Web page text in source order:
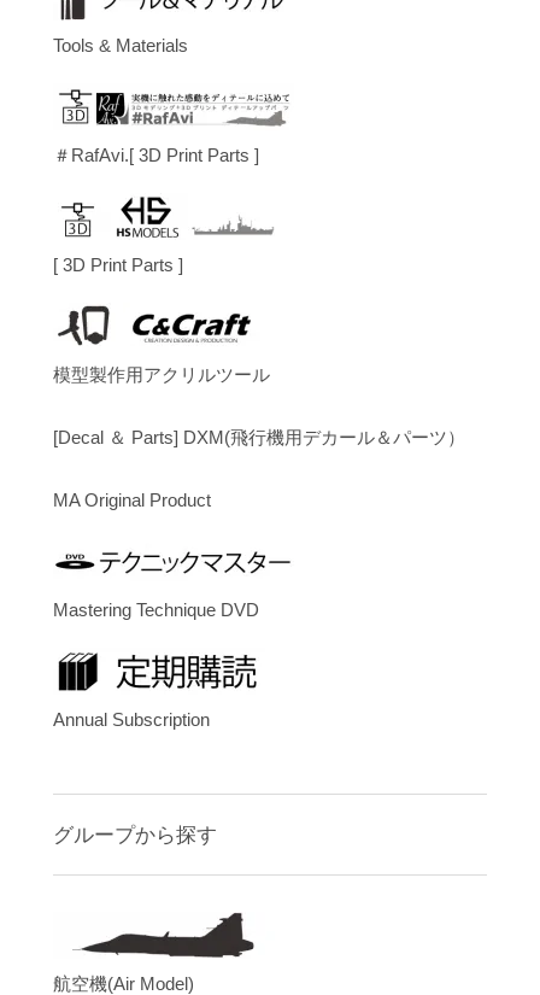
Tools & Materials
＃RafAvi.[ 3D Print Parts ]
[ 3D Print Parts ]
模型製作用アクリルツール
[Decal ＆ Parts] DXM(飛行機用デカール＆パーツ）
MA Original Product
Mastering Technique DVD
Annual Subscription
グループから探す
航空機(Air Model)